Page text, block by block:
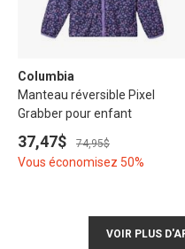
Columbia
Manteau réversible Pixel
Grabber pour enfant
37,47$ 74,95$
Vous économisez 50%
VOIR PLUS